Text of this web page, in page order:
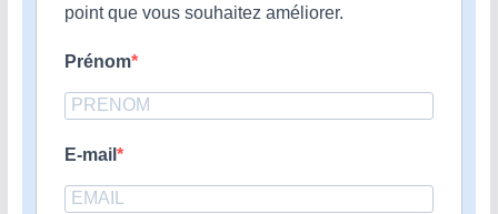
point que vous souhaitez améliorer.
Prénom
E-mail